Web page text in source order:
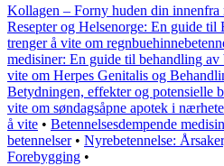
Kollagen – Forny huden din innenfra
Resepter og Helsenorge: En guide
trenger å vite om
medisiner: En guide til behandling av
vite om Herpes Genitalis og
Betydningen, effekter og potensielle
vite om søndagsåpne apotek i
å vite • Betennelsesdempende
betennelser• Nyrebetennelse:
Forebygging •